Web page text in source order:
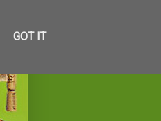
GOT IT